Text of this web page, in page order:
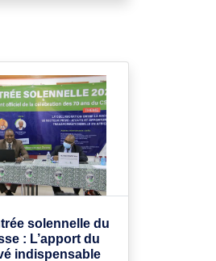
solennelle du
: L’apport du
indispensable